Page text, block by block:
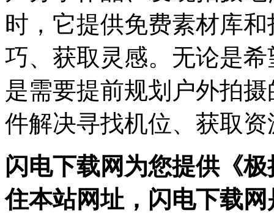
时，它提供免费素材库
巧、获取灵感。无论是
是需要提前规划户外拍
件解决寻找机位、获取
闪电下载网为您提供《
住本站网址，闪电下载